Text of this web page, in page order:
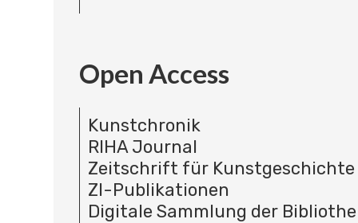
Open Access
Kunstchronik
RIHA Journal
Zeitschrift für Kunstgeschichte
ZI-Publikationen
Digitale Sammlung der